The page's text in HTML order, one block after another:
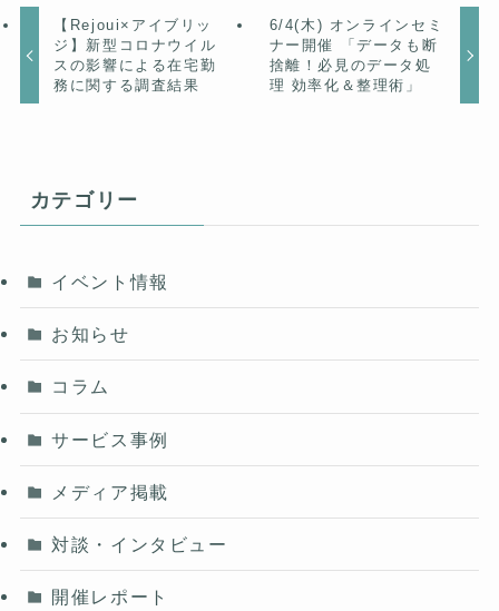
【Rejoui×アイブリッ
ジ】新型コロナウイル
スの影響による在宅勤
務に関する調査結果
6/4(木) オンラインセミ
ナー開催 「データも断
捨離！必見のデータ処
理 効率化＆整理術」
カテゴリー
イベント情報
お知らせ
コラム
サービス事例
メディア掲載
対談・インタビュー
開催レポート